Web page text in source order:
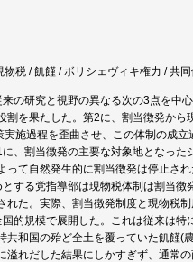
税 / 飢饉 / ボリシェヴィキ権力 / 共
の研究と視野の異なる次の3点を中
を果たした。第2に、割当徴発か
施過程を歪曲させ、この体制の成立
、割当徴発の主要な対象地となっ
て自然発生的に割当徴発は停止さ
する党指導部は現物税体制は割当
た。実際、割当徴発制度と現物税
的規模で展開した。これは従来は
和国の殆ど全土を覆っていた飢饉(
れだした結果にしかすぎず、通常